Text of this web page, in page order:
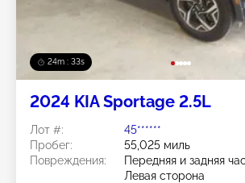
24m : 30s
2024 KIA Sportage 2.5L
Лот #:
45******
Пробег:
55,025 миль
Повреждения:
Передняя и задняя
Левая сторона